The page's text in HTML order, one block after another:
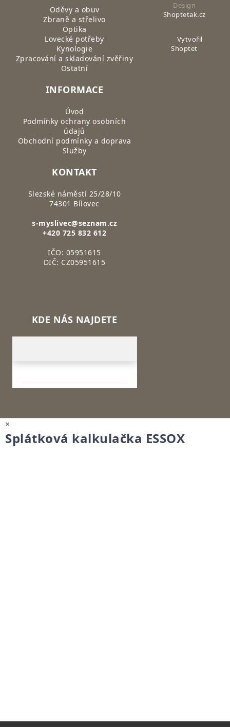
Oděvy a obuv
Zbraně a střelivo
Optika
Lovecké potřeby
Kynologie
Zpracování a skladování zvěřiny
Ostatní
INFORMACE
Úvod
Podmínky ochrany osobních
údajů
Obchodní podmínky a doprava
Služby
KONTAKT
Slezské náměstí 25/28/10
74301 Bílovec
s-myslivec@seznam.cz
+420 725 832 612
IČO: 05951615
DIČ: CZ05951615
KDE NÁS NAJDETE
Design
Shoptetak.cz
Vytvořil
Shoptet
×
Splátková kalkulačka ESSOX